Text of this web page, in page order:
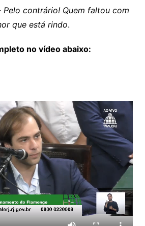
Pelo contrário! Quem faltou com
que está rindo.
no vídeo abaixo: